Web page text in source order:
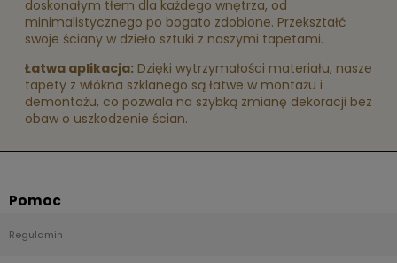
doskonałym tłem dla każdego wnętrza, od
minimalistycznego po bogato zdobione. Przekształć
swoje ściany w dzieło sztuki z naszymi tapetami.
Łatwa aplikacja: Dzięki wytrzymałości materiału, nasze
tapety z włókna szklanego są łatwe w montażu i
demontażu, co pozwala na szybką zmianę dekoracji bez
obaw o uszkodzenie ścian.
Pomoc
Regulamin